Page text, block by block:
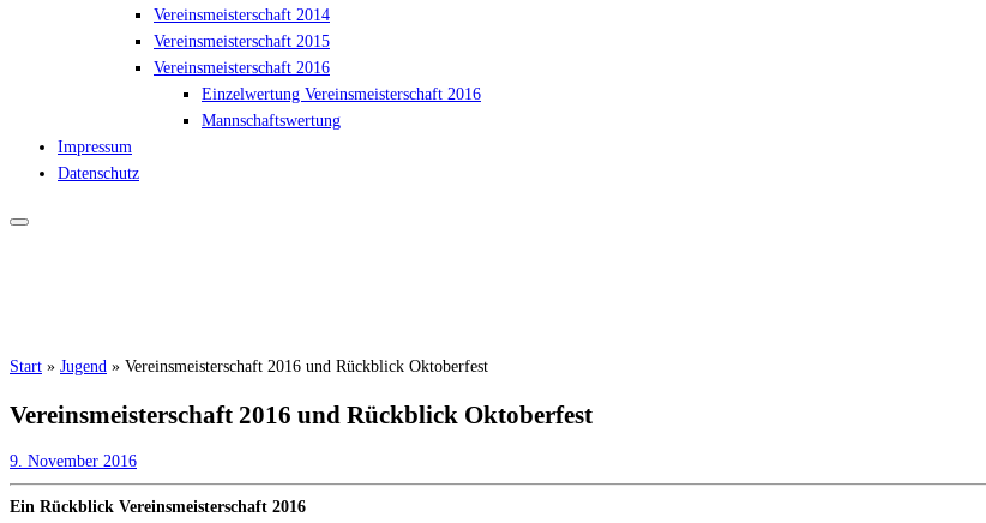
Vereinsmeisterschaft 2014
Vereinsmeisterschaft 2015
Vereinsmeisterschaft 2016
Einzelwertung Vereinsmeisterschaft 2016
Mannschaftswertung
Impressum
Datenschutz
Start » Jugend » Vereinsmeisterschaft 2016 und Rückblick Oktoberfest
Vereinsmeisterschaft 2016 und Rückblick Oktoberfest
9. November 2016
Ein Rückblick Vereinsmeisterschaft 2016